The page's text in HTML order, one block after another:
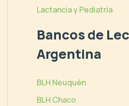
Lactancia y Pediatría
Bancos de
Argentina
BLH Neuquén
BLH Chaco